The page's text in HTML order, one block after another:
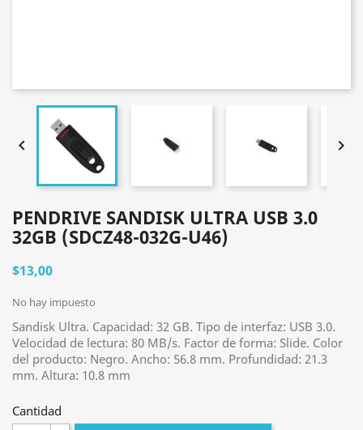
 
PENDRIVE SANDISK ULTRA USB 3.0
32GB (SDCZ48-032G-U46)
$13,00
No hay impuesto
Sandisk Ultra. Capacidad: 32 GB. Tipo de interfaz: USB 3.0.
Velocidad de lectura: 80 MB/s. Factor de forma: Slide. Color
del producto: Negro. Ancho: 56.8 mm. Profundidad: 21.3
mm. Altura: 10.8 mm
Cantidad